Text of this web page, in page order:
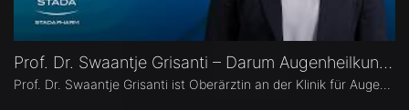
Prof. Dr. Swaantje Grisanti – Darum Augenheilkunde